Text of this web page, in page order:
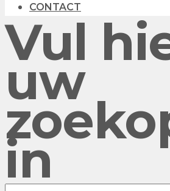
CONTACT
Vul
uw
in